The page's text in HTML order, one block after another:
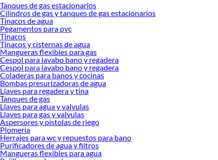
Tanques de gas estacionarios
Cilindros de gas y tanques de gas estacionarios
Tinacos de agua
Pegamentos para pvc
Tinacos
Tinacos y cisternas de agua
Mangueras flexibles para gas
Cespol para lavabo bano y regadera
Cespol para lavabo bano y regadera
Coladeras para banos y cocinas
Bombas presurizadoras de agua
Llaves para regadera y tina
Tanques de gas
Llaves para agua y valvulas
Llaves para gas y valvulas
Aspersores y pistolas de riego
Plomeria
Herrajes para wc y repuestos para bano
Purificadores de agua y filtros
Mangueras flexibles para agua